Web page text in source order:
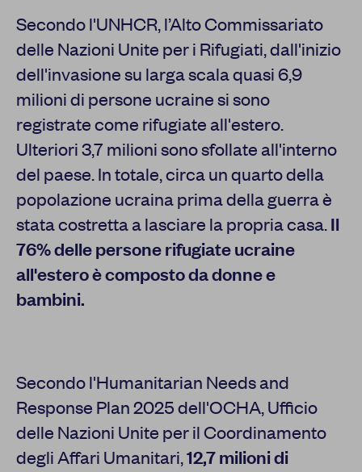
Secondo l'UNHCR, l’Alto Commissariato
delle Nazioni Unite per i Rifugiati, dall'inizio
dell'invasione su larga scala quasi 6,9
milioni di persone ucraine si sono
registrate come rifugiate all'estero.
Ulteriori 3,7 milioni sono sfollate all'interno
del paese. In totale, circa un quarto della
popolazione ucraina prima della guerra è
stata costretta a lasciare la propria casa.Il
76% delle persone rifugiate ucraine
all'estero è composto da donne e
bambini.
Secondo l'Humanitarian Needs and
Response Plan 2025 dell'OCHA, Ufficio
delle Nazioni Unite per il Coordinamento
degli Affari Umanitari,12,7 milioni di